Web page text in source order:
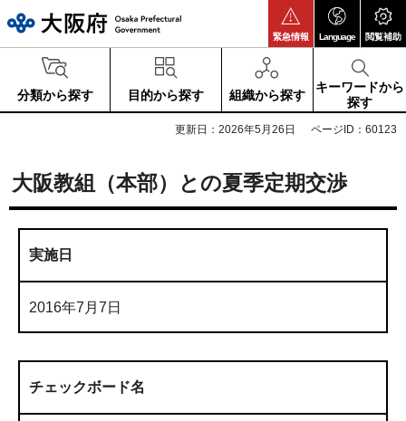
緊急情報 Language 閲覧補助
分類から探す 目的から探す 組織から探す
キーワードから
探す
更新日：2026年5月26日 ページID：60123
大阪教組（本部）との夏季定期交渉
実施日
2016年7月7日
チェックボード名